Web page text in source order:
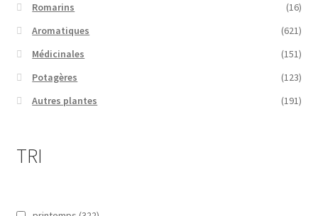
Romarins
(16)
Aromatiques
(621)
Médicinales
(151)
Potagères
(123)
Autres plantes
(191)
TRI